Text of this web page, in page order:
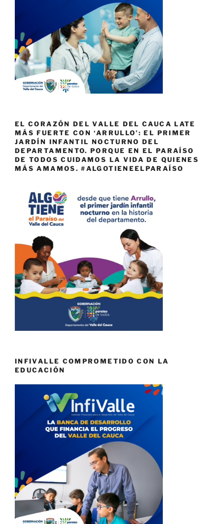
EL CORAZÓN DEL VALLE DEL CAUCA LATE
MÁS FUERTE CON ‘ARRULLO’: EL PRIMER
JARDÍN INFANTIL NOCTURNO DEL
DEPARTAMENTO. PORQUE EN EL PARAÍSO
DE TODOS CUIDAMOS LA VIDA DE QUIENES
MÁS AMAMOS. #ALGOTIENEELPARAÍSO
INFIVALLE COMPROMETIDO CON LA
EDUCACIÓN